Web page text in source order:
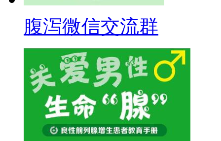
腹泻微信交流群